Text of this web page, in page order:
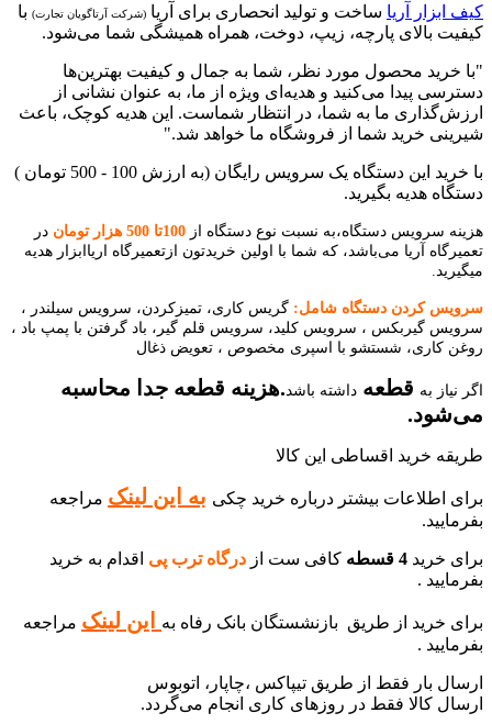
کیف ابزار آریا ساخت و تولید انحصاری برای آریا (شرکت آرتاگویان تجارت) با
کیفیت بالای پارچه، زیپ، دوخت، همراه همیشگی شما می‌شود.
"با خرید محصول مورد نظر، شما به جمال و کیفیت بهترین‌ها
دسترسی پیدا می‌کنید و هدیه‌ای ویژه از ما، به عنوان نشانی از
ارزش‌گذاری ما به شما، در انتظار شماست. این هدیه کوچک، باعث
شیرینی خرید شما از فروشگاه ما خواهد شد."
با خرید این دستگاه یک سرویس رایگان (به ارزش 100 - 500 تومان )
دستگاه هدیه بگیرید.
هزینه سرویس دستگاه،به نسبت نوع دستگاه از
در
تعمیرگاه آریا می‌باشد، که شما با اولین خریدتون ازتعمیرگاه اریاابزار هدیه
میگیرید.
سرویس کردن دستگاه شامل: گریس کاری، تمیزکردن، سرویس سیلندر ،
سرویس گیربکس ، سرویس کلید، سرویس قلم گیر، باد گرفتن با پمپ باد ،
روغن کاری، شستشو با اسپری مخصوص ، تعویض ذغال
اگر نیاز به قطعه داشته باشد .هزینه قطعه جدا محاسبه
می‌شود.
طریقه خرید اقساطی این کالا
برای اطلاعات بیشتر درباره خرید چکی به این لینک مراجعه
بفرمایید.
برای خرید کافی ست از درگاه ترب پی اقدام به خرید
بفرمایید .
برای خرید از طریق بازنشستگان بانک رفاه به این لینک مراجعه
بفرمایید .
ارسال بار فقط از طریق تیپاکس ،چاپار، اتوبوس
ارسال کالا فقط در روزهای کاری انجام می‌گردد.